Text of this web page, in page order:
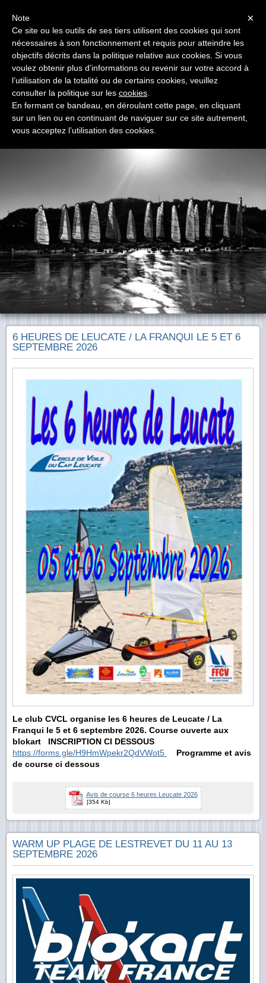
Blokart Team France
Association française des pilotes de Blokart
6 HEURES DE LEUCATE / LA FRANQUI LE 5 ET 6
SEPTEMBRE 2026
Le club CVCL organise les 6 heures de Leucate / La
Franqui le 5 et 6 septembre 2026. Course ouverte aux
blokart
INSCRIPTION CI DESSOUS
https://forms.gle/H9HmWpekr2QdVWot5
Programme et avis
de course ci dessous
Avis de course 6 heures Leucate 2026
[354 Kb]
WARM UP PLAGE DE LESTREVET DU 11 AU 13
SEPTEMBRE 2026
×
Note
Ce site ou les outils de ses tiers utilisent des cookies qui sont
nécessaires à son fonctionnement et requis pour atteindre les
objectifs décrits dans la politique relative aux cookies. Si vous
voulez obtenir plus d’informations ou revenir sur votre accord à
l’utilisation de la totalité ou de certains cookies, veuillez
consulter la politique sur les cookies
En fermant ce bandeau, en déroulant cette page, en cliquant
sur un lien ou en continuant de naviguer sur ce site autrement,
vous acceptez l’utilisation des cookies.